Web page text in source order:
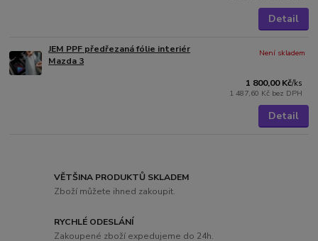
Detail
JEM PPF předřezaná fólie interiér
Mazda 3
1 800,00 Kč/ks
1 487,60 Kč bez DPH
Není skladem
Detail
VĚTŠINA PRODUKTŮ SKLADEM
Zboží můžete ihned zakoupit.
RYCHLÉ ODESLÁNÍ
Zakoupené zboží expedujeme do 24h.